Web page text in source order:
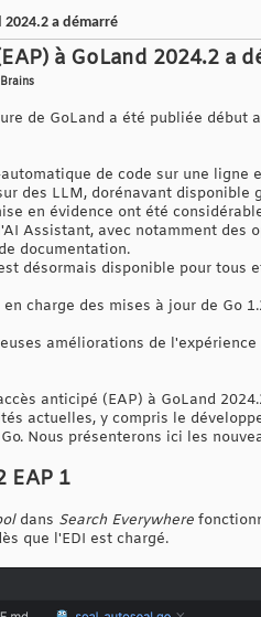
2024.2 a démarré
à GoLand 2024.2 a
de GoLand a été publiée début
de code sur une ligne
des LLM, dorénavant
en évidence ont été
Assistant, avec notamment des
documentation.
désormais disponible pour tous
charge des mises à jour de Go
améliorations de
anticipé (EAP) à GoLand
actuelles, y compris le
Nous présenterons ici les
EAP 1
dans Search Everywhere
que l'EDI est chargé.